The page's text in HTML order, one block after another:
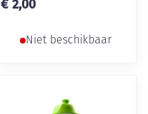
€ 2,00
Niet beschikbaar